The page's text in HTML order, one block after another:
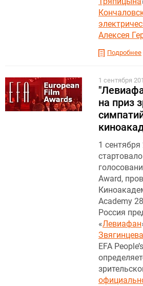
Алексея
Подробнее
1 сентября
на приз
1 сентября
Award,
Academy
Россия
«Левиафан
Звягинцева
EFA